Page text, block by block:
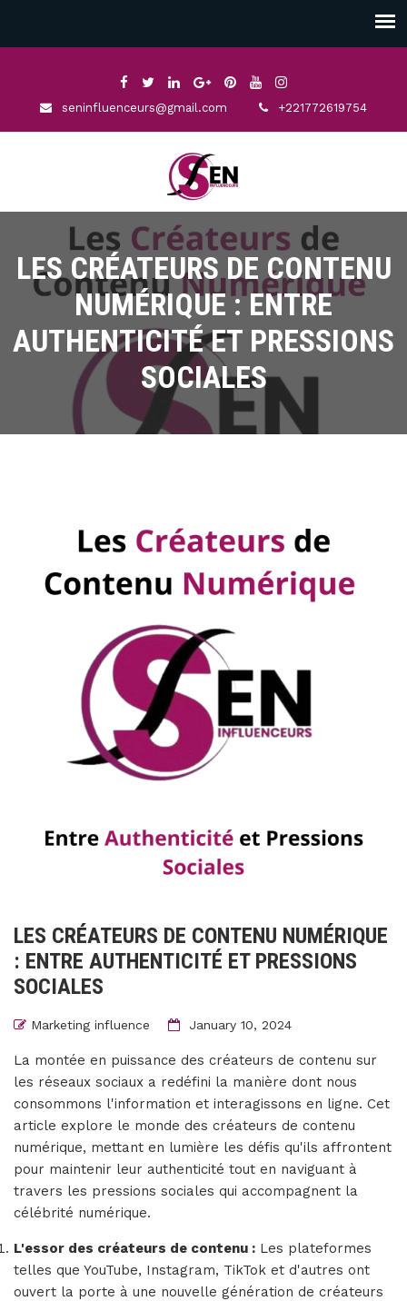
seninfluenceurs@gmail.com +221772619754
LES CRÉATEURS DE CONTENU
NUMÉRIQUE : ENTRE
AUTHENTICITÉ ET PRESSIONS
SOCIALES
LES CRÉATEURS DE CONTENU NUMÉRIQUE
: ENTRE AUTHENTICITÉ ET PRESSIONS
SOCIALES
Marketing influence January 10, 2024
La montée en puissance des créateurs de contenu sur
les réseaux sociaux a redéfini la manière dont nous
consommons l'information et interagissons en ligne. Cet
article explore le monde des créateurs de contenu
numérique, mettant en lumière les défis qu'ils affrontent
pour maintenir leur authenticité tout en naviguant à
travers les pressions sociales qui accompagnent la
célébrité numérique.
L'essor des créateurs de contenu : Les plateformes
telles que YouTube, Instagram, TikTok et d'autres ont
ouvert la porte à une nouvelle génération de créateurs